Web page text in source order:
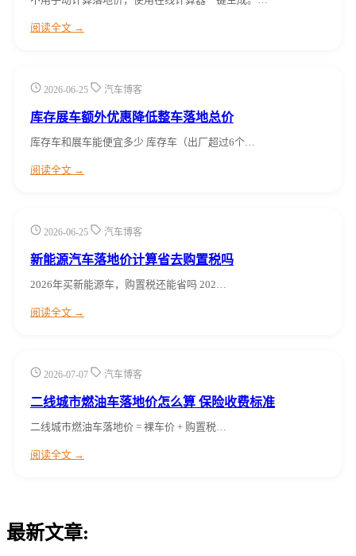
阅读全文 →
2026-06-25 汽车博客
库存展车额外优惠降低整车落地总价
库存车和展车能便宜多少 库存车（出厂超过6个…
阅读全文 →
2026-06-25 汽车博客
新能源汽车落地价计算省去购置税吗
2026年买新能源车，购置税还能省吗 202…
阅读全文 →
2026-07-07 汽车博客
二线城市燃油车落地价怎么算 保险收费标准
二线城市燃油车落地价 = 裸车价 + 购置税…
阅读全文 →
最新文章: